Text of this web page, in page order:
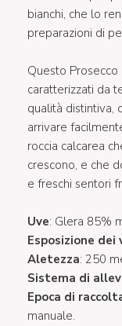
bianchi, che lo
preparazioni di
Questo
caratterizzati da
qualità distintiva,
arrivare
roccia calcarea
crescono, e che
e freschi sentori
Uve: Glera 85%
Esposizione dei
Aletezza: 250
Sistema di
Epoca di
manuale.